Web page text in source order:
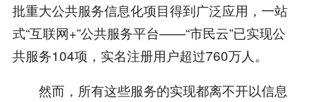
批重大公共服务信息化项目得到广泛应用，一站
式“互联网+”公共服务平台——“市民云”已实现公
共服务104项，实名注册用户超过760万人。
然而，所有这些服务的实现都离不开以信息